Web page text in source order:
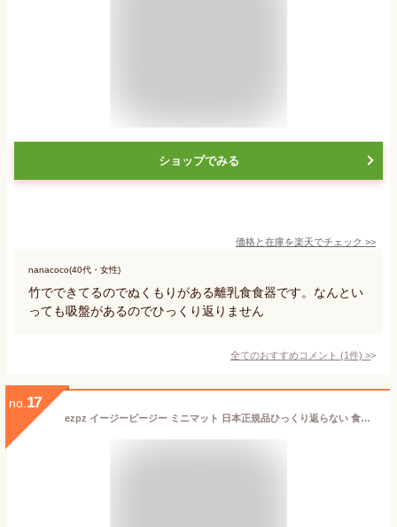
ショップでみる
価格と在庫を楽天でチェック >>
nanacoco(40代・女性)
竹でできてるのでぬくもりがある離乳食食器です。なんとい
っても吸盤があるのでひっくり返りません
全てのおすすめコメント (1件) >
no. 17
ezpz イージーピージー ミニマット 日本正規品ひっくり返らない 食器 割れない 片付け簡単エデュテ 出産祝/誕生祝/バースデー/食洗器/レンジ/食器/離乳食/ベビー/シリコン/お皿/ベビー/お食事マット/ランチプレート/ギフト/ハッピーマット 出産祝い mini mat